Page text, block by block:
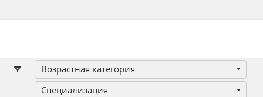
Возрастная категория
Специализация